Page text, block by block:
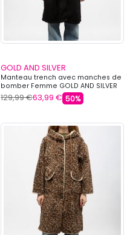
GOLD AND SILVER
Manteau trench avec manches de
bomber Femme GOLD AND SILVER
129,99 €63,99 € 50%